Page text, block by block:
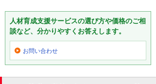
人材育成支援サービスの選び方や価格のご相
談など、分かりやすくお答えします。
お問い合わせ